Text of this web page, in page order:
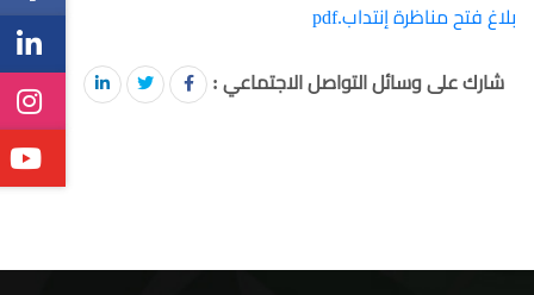
بلاغ فتح مناظرة إنتداب.pdf
شارك على وسائل التواصل الاجتماعي :